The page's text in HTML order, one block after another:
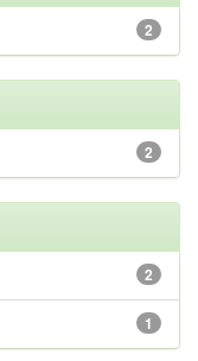
2
2
2
1